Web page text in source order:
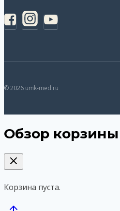
© 2026 umk-med.ru
Обзор корзины
Корзина пуста.